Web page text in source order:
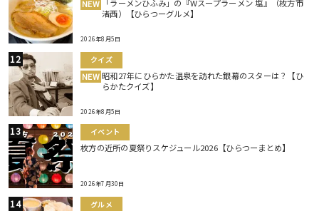
NEW
「ラーメンひふみ」の『Wスープラーメン 塩』（枚方市
渚西）【ひらつーグルメ】
2026年8月5日
クイズ
NEW 昭和27年にひらかた温泉を訪れた銀幕のスターは？【ひ
らかたクイズ】
2026年8月5日
イベント
枚方の近所の夏祭りスケジュール2026【ひらつーまとめ】
2026年7月30日
グルメ